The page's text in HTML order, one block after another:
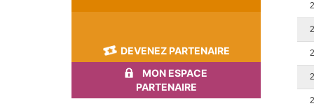
DEVENEZ PARTENAIRE
MON ESPACE
PARTENAIRE